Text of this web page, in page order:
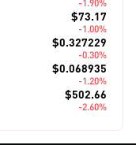
-1.90%
$73.17
-1.00%
$0.327229
-0.30%
$0.068935
-1.20%
$502.66
-2.60%